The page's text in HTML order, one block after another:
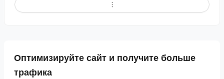
Оптимизируйте сайт и получите больше
трафика